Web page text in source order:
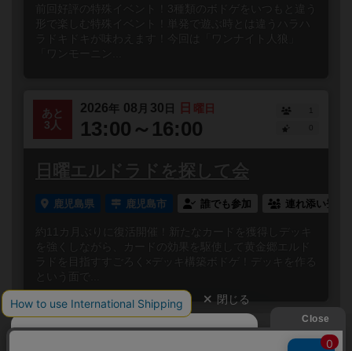
前回好評の特殊イベント！3種類のボドゲをいつもと違う
形で楽しむ特殊イベント！単発で遊ぶ時とは違うハラハ
ラドキドキが味わえます！今回は「ワンナイト人狼」
あと
3人
2026年 08 月 30 日 日 曜日
13:00～16:00
1
日曜エルドラドを探して会
鹿児島県 鹿児島市 誰でも参加 連れ添い登録
約11カ月ぶりに復活開催！新たなカードを獲得しデッキ
を強くしながら、カードの効果を駆使して黄金郷エルド
ラドを目指すすごろく×デッキ構築ボドゲ！デッキを作る
という面で...
閉じる
Copyright (c)